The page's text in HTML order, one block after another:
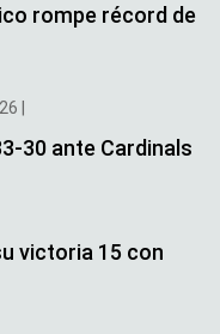
rompe récord de
30 ante Cardinals
victoria 15 con